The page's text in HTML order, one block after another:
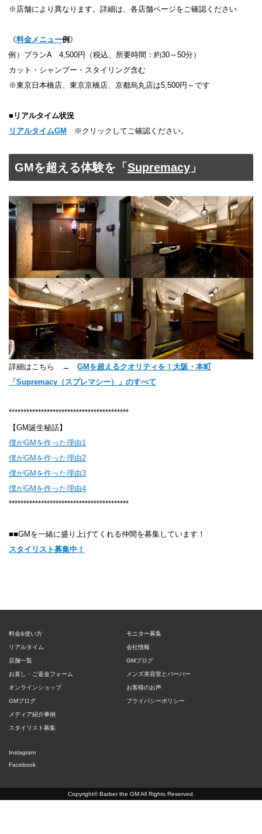
※店舗により異なります。詳細は、各店舗ページをご確認ください
《料金メニュー例 》
例）プランA 4,500円（税込、所要時間：約30～50分）
カット・シャンプー・スタイリング含む
※東京日本橋店、東京京橋店、京都烏丸店は5,500円～です
■ リアルタイム状況
リアルタイムGM
※クリックしてご確認ください。
GMを超える体験を「 Supremacy 」
詳細はこちら → GMを超えるクオリティを！大阪・本町
「Supremacy（スプレマシー）」のすべて
*****************************************
【GM誕生秘話】
僕がGMを作った理由1
僕がGMを作った理由2
僕がGMを作った理由3
僕がGMを作った理由4
*****************************************
■■GMを一緒に盛り上げてくれる仲間を募集しています！
スタイリスト募集中！
料金&使い方
リアルタイム
店舗一覧
お直し・ご返金フォーム
オンラインショップ
GMブログ
メディア紹介事例
スタイリスト募集
モニター募集
会社情報
GMブログ
メンズ美容室とバーバー
お客様のお声
プライバシーポリシー
Instagram
Facebook
Copyright©Barber the GMAll Rights Reserved.